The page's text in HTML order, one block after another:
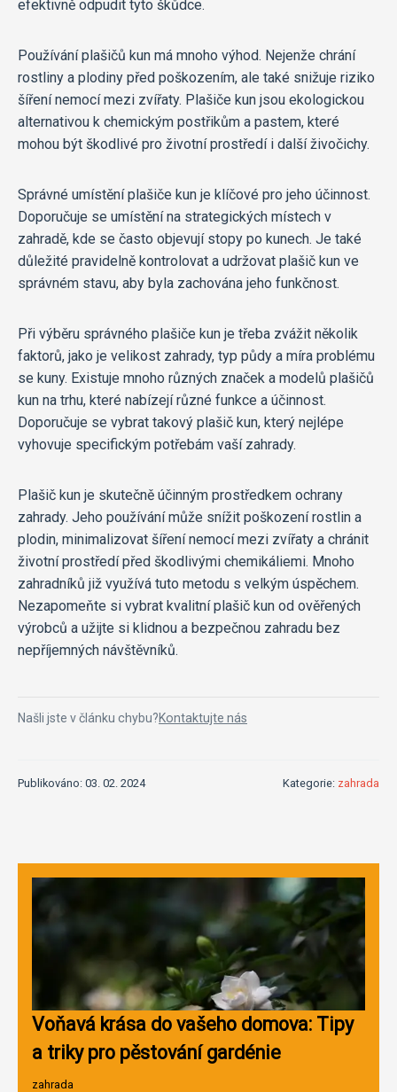
efektivně odpudit tyto škůdce.
Používání plašičů kun má mnoho výhod. Nejenže chrání
rostliny a plodiny před poškozením, ale také snižuje riziko
šíření nemocí mezi zvířaty. Plašiče kun jsou ekologickou
alternativou k chemickým postřikům a pastem, které
mohou být škodlivé pro životní prostředí i další živočichy.
Správné umístění plašiče kun je klíčové pro jeho účinnost.
Doporučuje se umístění na strategických místech v
zahradě, kde se často objevují stopy po kunech. Je také
důležité pravidelně kontrolovat a udržovat plašič kun ve
správném stavu, aby byla zachována jeho funkčnost.
Při výběru správného plašiče kun je třeba zvážit několik
faktorů, jako je velikost zahrady, typ půdy a míra problému
se kuny. Existuje mnoho různých značek a modelů plašičů
kun na trhu, které nabízejí různé funkce a účinnost.
Doporučuje se vybrat takový plašič kun, který nejlépe
vyhovuje specifickým potřebám vaší zahrady.
Plašič kun je skutečně účinným prostředkem ochrany
zahrady. Jeho používání může snížit poškození rostlin a
plodin, minimalizovat šíření nemocí mezi zvířaty a chránit
životní prostředí před škodlivými chemikáliemi. Mnoho
zahradníků již využívá tuto metodu s velkým úspěchem.
Nezapomeňte si vybrat kvalitní plašič kun od ověřených
výrobců a užijte si klidnou a bezpečnou zahradu bez
nepříjemných návštěvníků.
Našli jste v článku chybu?Kontaktujte nás
Publikováno: 03. 02. 2024 Kategorie: zahrada
Voňavá krása do vašeho domova: Tipy
a triky pro pěstování gardénie
zahrada